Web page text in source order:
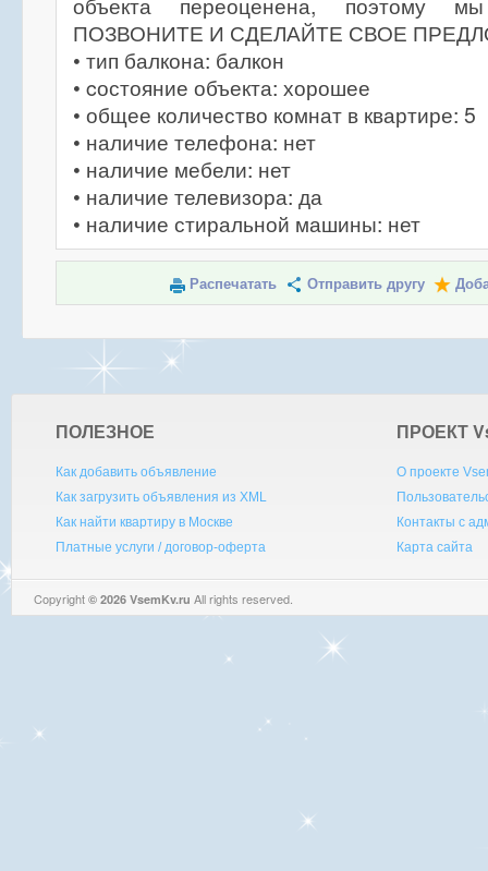
ПОЗВОНИТЕ И СДЕЛАЙТЕ СВОЕ
• тип балкона: балкон
• cостояние объекта: хорошее
• общее количество комнат в квартире: 5
• наличие телефона: нет
• наличие мебели: нет
• наличие телевизора: да
• наличие стиральной машины: нет
Распечатать Отправить другу
ПОЛЕЗНОЕ
Как добавить объявление
Как загрузить объявления из XML
Как найти квартиру в Москве
Платные услуги / договор-оферта
ПРОЕКТ V
О проекте
Контакты с
Карта сайта
Copyright © 2026 VsemKv.ru All rights reserved.